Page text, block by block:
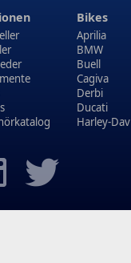
Bikes
Aprilia
BMW
Buell
Cagiva
Derbi
Ducati
Harley-